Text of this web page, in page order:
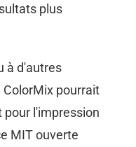
plus
à d'autres
pourrait
pour l'impression
MIT ouverte